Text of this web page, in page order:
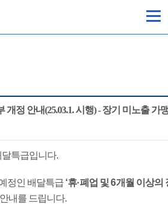
개정 안내(25.03.1. 시행) - 장기 미노출 가
달특급입니다.
정인 배달특급 ‘휴·폐업 및6개월 이상의
내를 드립니다.